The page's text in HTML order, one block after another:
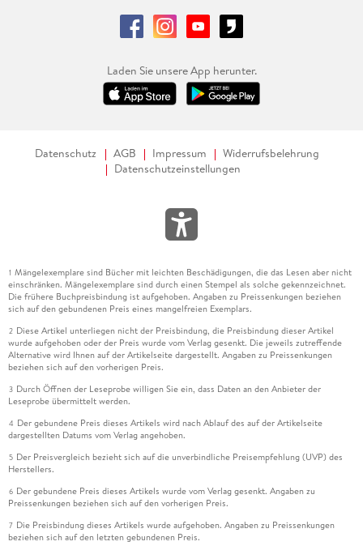
Laden Sie unsere App herunter.
Datenschutz AGB Impressum
Widerrufsbelehrung
Datenschutzeinstellungen
1 Mängelexemplare sind Bücher mit leichten Beschädigungen, die das Lesen aber nicht
einschränken. Mängelexemplare sind durch einen Stempel als solche gekennzeichnet.
Die frühere Buchpreisbindung ist aufgehoben. Angaben zu Preissenkungen beziehen
sich auf den gebundenen Preis eines mangelfreien Exemplars.
2 Diese Artikel unterliegen nicht der Preisbindung, die Preisbindung dieser Artikel
wurde aufgehoben oder der Preis wurde vom Verlag gesenkt. Die jeweils zutreffende
Alternative wird Ihnen auf der Artikelseite dargestellt. Angaben zu Preissenkungen
beziehen sich auf den vorherigen Preis.
3 Durch Öffnen der Leseprobe willigen Sie ein, dass Daten an den Anbieter der
Leseprobe übermittelt werden.
4 Der gebundene Preis dieses Artikels wird nach Ablauf des auf der Artikelseite
dargestellten Datums vom Verlag angehoben.
5 Der Preisvergleich bezieht sich auf die unverbindliche Preisempfehlung (UVP) des
Herstellers.
6 Der gebundene Preis dieses Artikels wurde vom Verlag gesenkt. Angaben zu
Preissenkungen beziehen sich auf den vorherigen Preis.
7 Die Preisbindung dieses Artikels wurde aufgehoben. Angaben zu Preissenkungen
beziehen sich auf den letzten gebundenen Preis.